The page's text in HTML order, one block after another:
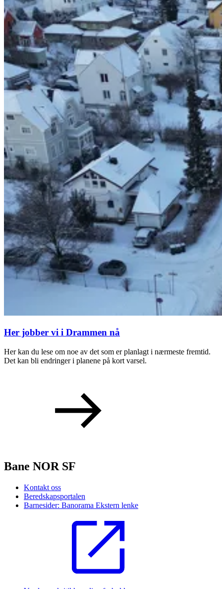
Her jobber vi i Drammen nå
Her kan du lese om noe av det som er planlagt i nærmeste fremtid.
Det kan bli endringer i planene på kort varsel.
Bane NOR SF
Kontakt oss
Beredskapsportalen
Barnesider: Banorama Ekstern lenke